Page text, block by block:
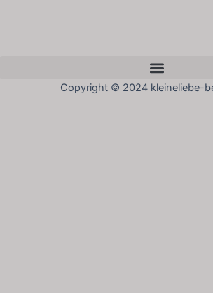
Menü
Copyright © 2024 kleineliebe-